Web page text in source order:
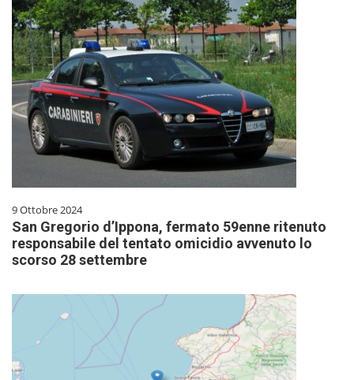
9 Ottobre 2024
San Gregorio d’Ippona, fermato 59enne ritenuto
responsabile del tentato omicidio avvenuto lo
scorso 28 settembre